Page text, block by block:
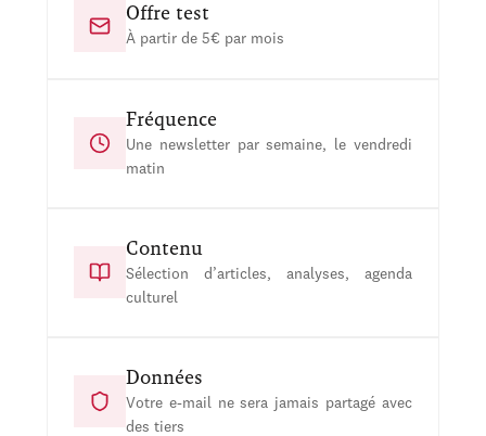
Offre test
À partir de 5€ par mois
Fréquence
Une newsletter par semaine, le vendredi
matin
Contenu
Sélection d’articles, analyses, agenda
culturel
Données
Votre e-mail ne sera jamais partagé avec
des tiers